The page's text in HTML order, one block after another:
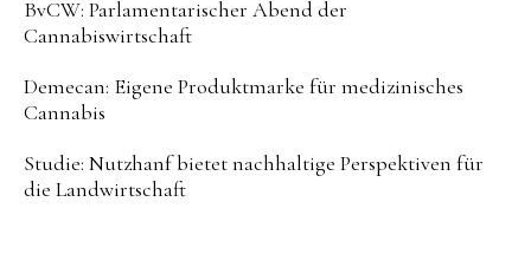
BvCW: Parlamentarischer Abend der
Cannabiswirtschaft
Demecan: Eigene Produktmarke für medizinisches
Cannabis
Studie: Nutzhanf bietet nachhaltige Perspektiven für
die Landwirtschaft